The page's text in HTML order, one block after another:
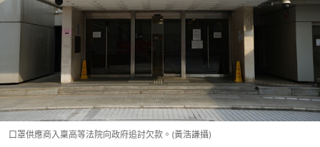
口罩供應商入稟高等法院向政府追討欠款。(黃浩謙攝)